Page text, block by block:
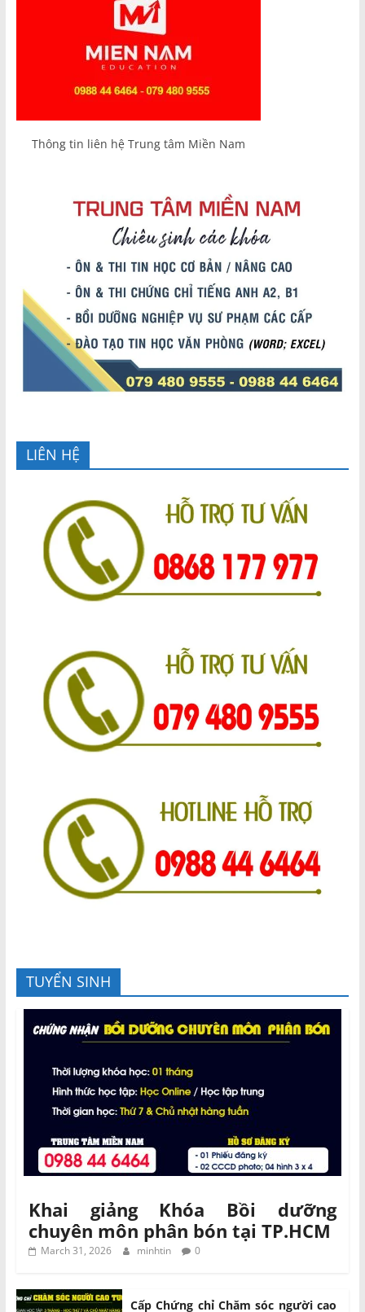
Thông tin liên hệ Trung tâm Miền Nam
LIÊN HỆ
TUYỂN SINH
Khai giảng Khóa Bồi dưỡng
chuyên môn phân bón tại TP.HCM
March 31, 2026 minhtin 0
Cấp Chứng chỉ Chăm sóc người cao